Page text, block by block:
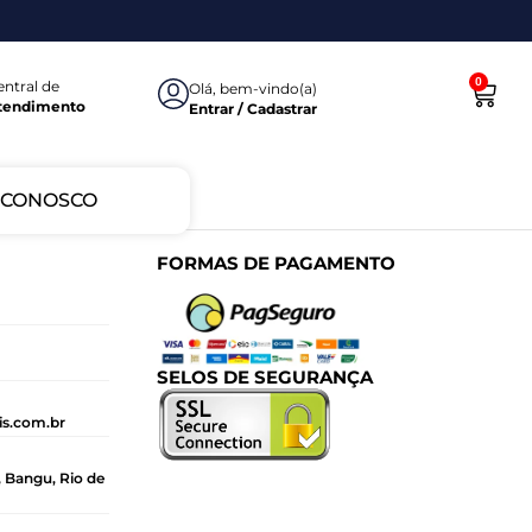
de
Olá, bem-vindo(a)
Entrar / Cadastrar
0
Bangu, Rio de
FORMAS DE PAGAMENTO
SELOS DE SEGURANÇA